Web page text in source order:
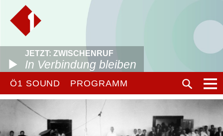
JETZT: ZWISCHENRUF
In Verbindung bleiben
Ö1 SOUND PROGRAMM